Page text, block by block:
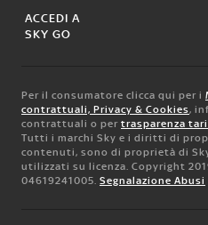
ACCEDI A
SKY GO
Per il consumatore clicca qui per i
contrattuali, Privacy & Cookies,
contrattuali o per trasparenza
Tutti i marchi Sky e i diritti di
contenuti, sono di proprietà di
utilizzati su licenza. Copyright
04619241005. Segnalazione Abusi